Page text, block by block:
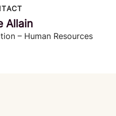
Allain
– Human Resources